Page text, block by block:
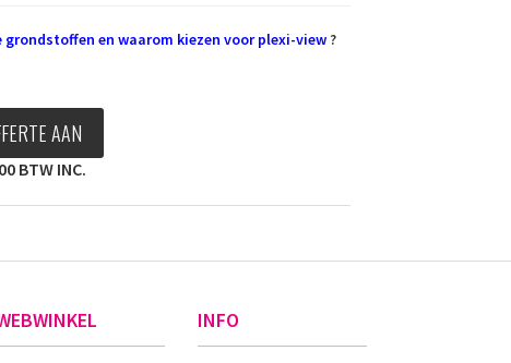
en waarom kiezen voor plexi-view?
AAN
BTW INC.
INFO